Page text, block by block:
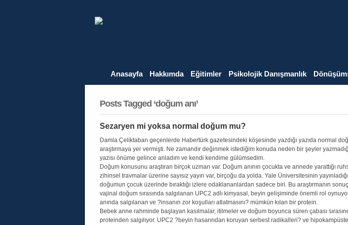
Anasayfa Hakkımda Eğitimler Psikolojik Danışmanlık
Posts Tagged ‘doğum anı’
Sezaryen mi yoksa normal doğum mu?
Damla Çeliktaban geçenlerde Habertürk gazetesindeki köşesinde yazdığı yazıda normal
araştırmaya yer vermişti. Ne zamandır değinmek istediğim konuda neden bir şeyler
yazısı önüme gelince anladım ve kendi kendime gülümsedim.
Doğum konusunu araştıran birçok uzman var. Doğum anının çocukta ve annede yarattığı
zihinsel travmalar üzerine sayısız yayın var, birçoğu da yolda. Yale Üniversitesinin
doğumun çocuk üzerinde bıraktığı izlere odaklananlardan sadece biri. Bu araştırmanın
vajinal doğum sırasında salgılanan UPC2 adlı kimyasal, beyin gelişiminde önemli rol
anında salgılanan ve ?insanın zor koşulları atlatmasını? mümkün kılan bir protein.
Bebek anne rahminde başlayan kasılmalar, itilmeler ve doğum boyunca süren çabası
proteinden salgılıyor. UPC2 ?beyin hasarından koruyan serbest radikalleri? ve